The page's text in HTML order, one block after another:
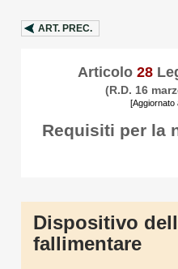
ART. PREC.
Articolo 28
(R.D. 16
[Aggiornato
Requisiti per la
Dispositivo
fallimentare